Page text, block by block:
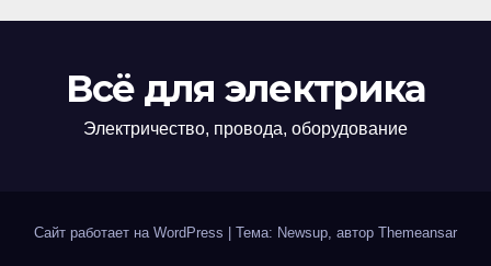
Всё для электрика
Электричество, провода, оборудование
Сайт работает на WordPress Тема: Newsup, автор Themeansar